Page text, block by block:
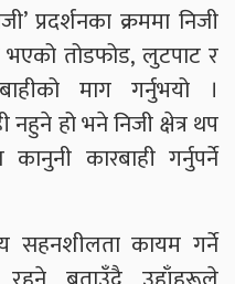
प्रदर्शनका क्रममा निजी
भएको तोडफोड, लुटपाट र
माग गर्नुभयो ।
नहुने हो भने निजी क्षेत्र थप
कारबाही गर्नुपर्ने
सहनशीलता कायम गर्ने